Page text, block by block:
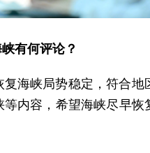
有何评论？
海峡局势稳定，符合
内容，希望海峡尽早恢